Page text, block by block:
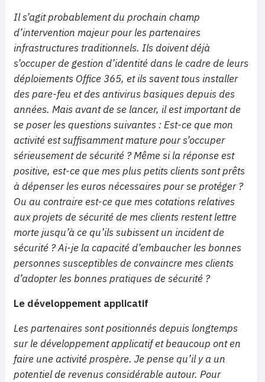
Il s’agit probablement du prochain champ
d’intervention majeur pour les partenaires
infrastructures traditionnels. Ils doivent déjà
s’occuper de gestion d’identité dans le cadre de leurs
déploiements Office 365, et ils savent tous installer
des pare-feu et des antivirus basiques depuis des
années. Mais avant de se lancer, il est important de
se poser les questions suivantes : Est-ce que mon
activité est suffisamment mature pour s’occuper
sérieusement de sécurité ? Même si la réponse est
positive, est-ce que mes plus petits clients sont prêts
à dépenser les euros nécessaires pour se protéger ?
Ou au contraire est-ce que mes cotations relatives
aux projets de sécurité de mes clients restent lettre
morte jusqu’à ce qu’ils subissent un incident de
sécurité ? Ai-je la capacité d’embaucher les bonnes
personnes susceptibles de convaincre mes clients
d’adopter les bonnes pratiques de sécurité ?
Le développement applicatif
Les partenaires sont positionnés depuis longtemps
sur le développement applicatif et beaucoup ont en
faire une activité prospère. Je pense qu’il y a un
potentiel de revenus considérable autour. Pour